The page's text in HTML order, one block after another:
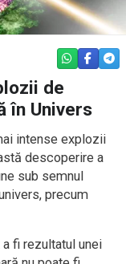
WHATSAPP
de
în Univers
intense explozii
descoperire a
sub semnul
precum
fi rezultatul unei